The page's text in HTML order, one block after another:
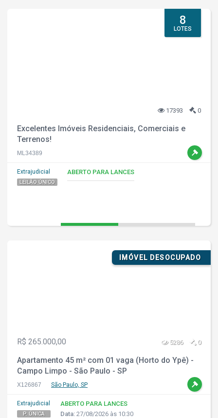
8
LOTES
17393 0
Excelentes Imóveis Residenciais, Comerciais e
Terrenos!
ML34389
Extrajudicial
LEILÃO ÚNICO
ABERTO PARA LANCES
IMÓVEL DESOCUPADO
R$ 265.000,00 5286 0
Apartamento 45 m² com 01 vaga (Horto do Ypê) -
Campo Limpo - São Paulo - SP
X126867 São Paulo, SP
Extrajudicial
P. ÚNICA
ABERTO PARA LANCES
Data: 27/08/2026 às 10:30